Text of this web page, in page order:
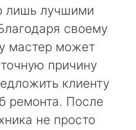
лишь лучшими
своему
мастер может
причину
клиенту
ремонта. После
не просто